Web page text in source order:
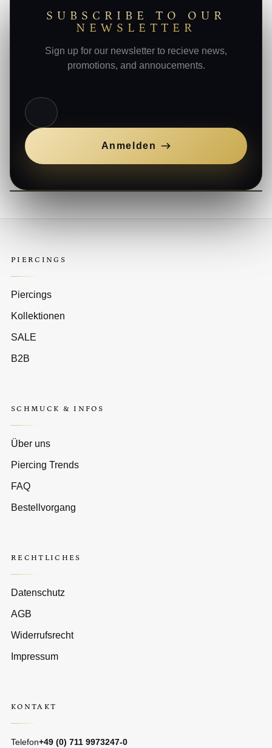
SUBSCRIBE TO OUR
NEWSLETTER
Sign up for our newsletter to recieve news,
promotions, and annoucements.
E-Mail
Anmelden
PIERCINGS
Piercings
Kollektionen
SALE
B2B
SCHMUCK & INFOS
Über uns
Piercing Trends
FAQ
Bestellvorgang
RECHTLICHES
Datenschutz
AGB
Widerrufsrecht
Impressum
KONTAKT
Telefon+49 (0) 711 9973247-0